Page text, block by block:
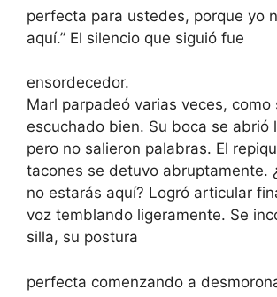
perfecta para ustedes, porque yo
aquí.” El silencio que siguió fue
ensordecedor.
Marl parpadeó varias veces, como
escuchado bien. Su boca se abrió
pero no salieron palabras. El
tacones se detuvo abruptamente.
no estarás aquí? Logró articular
voz temblando ligeramente. Se
silla, su postura
perfecta comenzando a